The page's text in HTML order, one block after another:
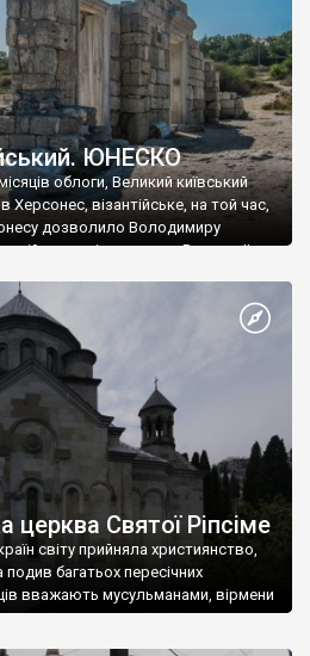
ЮНЕСКО
облоги, Великий київський
візантійське, на той час,
дозволило Володимиру
імператору Василю ІІ, та
став Василем-християнином.
На честь Херсонесу Таврійського
церква Святої Ріпсіме
світу прийняла християнство,
багатьох пересічних
вважають мусульманами, вірмени